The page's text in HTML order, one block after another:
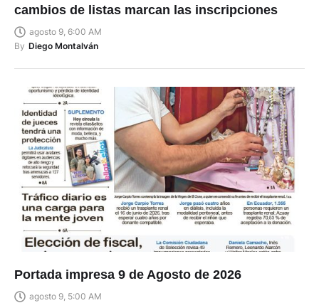
cambios de listas marcan las inscripciones
agosto 9, 6:00 AM
By Diego Montalván
Portada impresa 9 de Agosto de 2026
agosto 9, 5:00 AM